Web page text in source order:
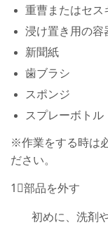
重曹またはセス
浸け置き用の容
新聞紙
歯ブラシ
スポンジ
スプレーボトル
​※作業をする時は
ださい。
1⃣部品を外す
初めに、洗剤